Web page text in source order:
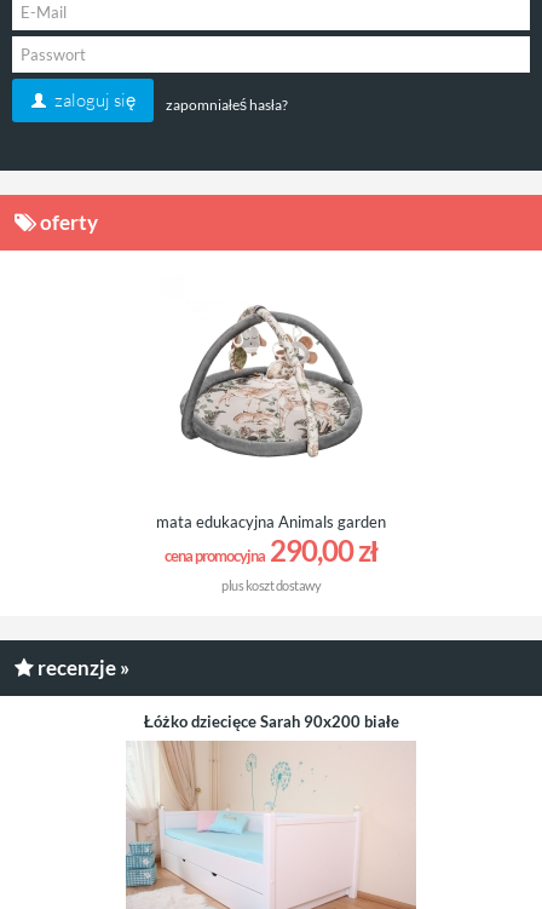
zaloguj się zapomniałeś hasła?
oferty
mata edukacyjna Animals garden
cena promocyjna 290,00 zł
pluskoszt dostawy
recenzje »
Łóżko dziecięce Sarah 90x200 białe